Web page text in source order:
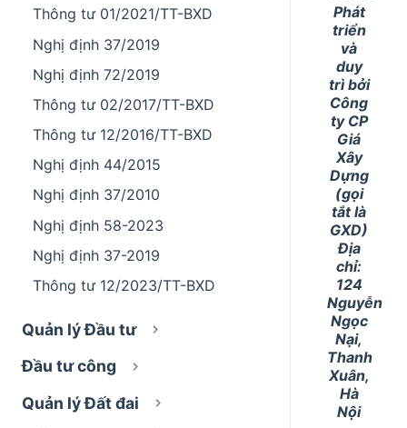
Thông tư 01/2021/TT-BXD
Nghị định 37/2019
Nghị định 72/2019
Thông tư 02/2017/TT-BXD
Thông tư 12/2016/TT-BXD
Nghị định 44/2015
Nghị định 37/2010
Nghị định 58-2023
Nghị định 37-2019
Thông tư 12/2023/TT-BXD
Quản lý Đầu tư
Đầu tư công
Quản lý Đất đai
Phát
triển
và
duy
trì bởi
Công
ty CP
Giá
Xây
Dựng
(gọi
tắt là
GXD)
Địa
chỉ:
124
Nguyễn
Ngọc
Nại,
Thanh
Xuân,
Hà
Nội